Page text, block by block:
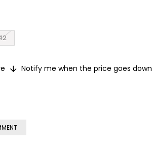
Notify me when the price goes down